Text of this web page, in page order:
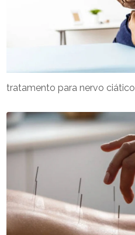
tratamento para nervo ciático